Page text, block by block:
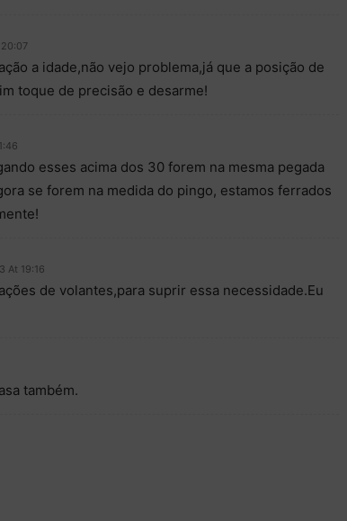
a idade,não vejo problema,já que a posição de
toque de precisão e desarme!
esses acima dos 30 forem na mesma pegada
se forem na medida do pingo, estamos ferrados
At 19:16
de volantes,para suprir essa necessidade.Eu
também.